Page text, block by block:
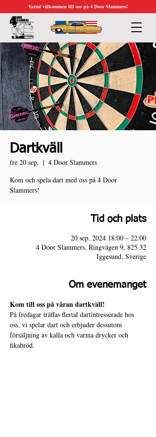
Varmt välkommen till oss på 4 Door Slammers!
Dartkväll
fre 20 sep.
  |
4 Door Slammers
Kom och spela dart med oss på 4 Door
Slammers!
Tid och plats
20 sep. 2024 18:00 – 22:00
4 Door Slammers, Ringvägen 9, 825 32
Iggesund, Sverige
Om evenemanget
Kom till oss på våran dartkväll!
På fredagar träffas flertal dartintresserade hos
oss, vi spelar dart och erbjuder dessutom
försäljning av kalla och varma drycker och
fikabröd.